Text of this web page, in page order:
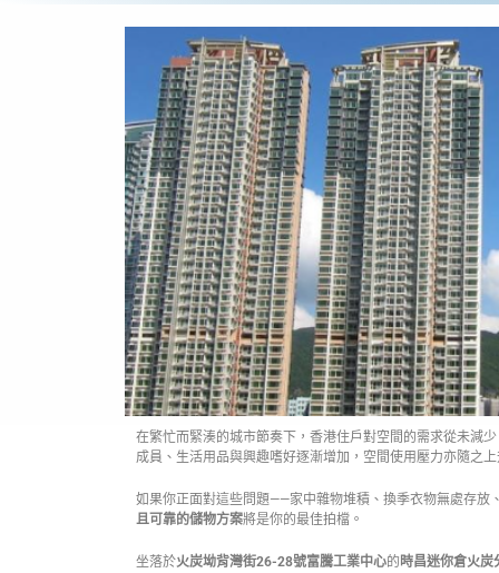
在繁忙而緊湊的城市節奏下，香港住戶對空間的需求從未減
成員、生活用品與興趣嗜好逐漸增加，空間使用壓力亦隨之上
如果你正面對這些問題——家中雜物堆積、換季衣物無處存
且可靠的儲物方案將是你的最佳拍檔。
坐落於火炭坳背灣街26-28號富騰工業中心的時昌迷你倉火炭